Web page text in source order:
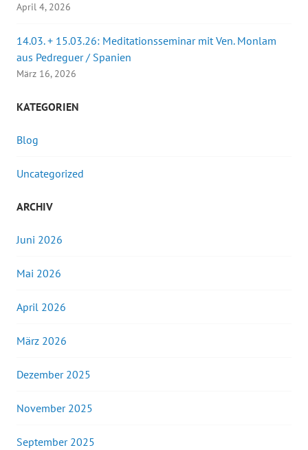
April 4, 2026
14.03. + 15.03.26: Meditationsseminar mit Ven. Monlam
aus Pedreguer / Spanien
März 16, 2026
KATEGORIEN
Blog
Uncategorized
ARCHIV
Juni 2026
Mai 2026
April 2026
März 2026
Dezember 2025
November 2025
September 2025